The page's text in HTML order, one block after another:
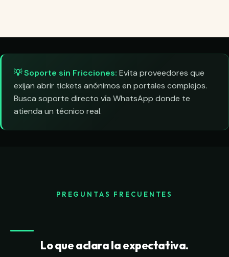
💡 Soporte sin Fricciones: Evita proveedores que
exijan abrir tickets anónimos en portales complejos.
Busca soporte directo vía WhatsApp donde te
atienda un técnico real.
PREGUNTAS FRECUENTES
Lo que aclara la expectativa.